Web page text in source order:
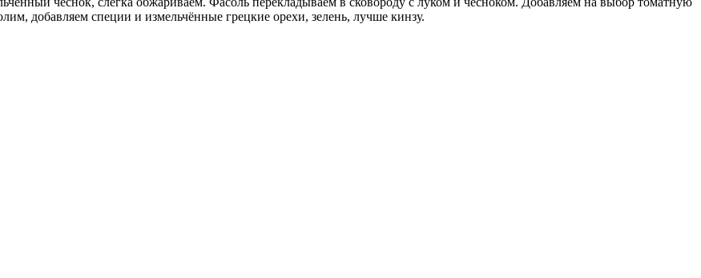
добавляем специи и измельчённые грецкие орехи, зелень, лучше кинзу.